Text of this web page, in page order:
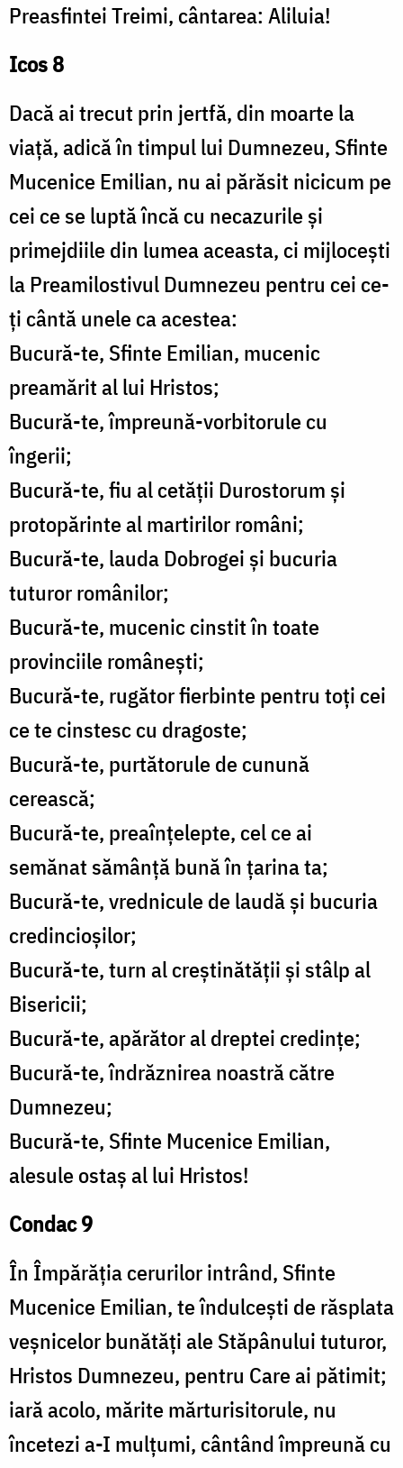
Preasfintei Treimi, cântarea: Aliluia!
Icos 8
Dacă ai trecut prin jertfă, din moarte la
viață, adică în timpul lui Dumnezeu, Sfinte
Mucenice Emilian, nu ai părăsit nicicum pe
cei ce se luptă încă cu necazurile și
primejdiile din lumea aceasta, ci mijlocești
la Preamilostivul Dumnezeu pentru cei ce-
ți cântă unele ca acestea:
Bucură-te, Sfinte Emilian, mucenic
preamărit al lui Hristos;
Bucură-te, împreună-vorbitorule cu
îngerii;
Bucură-te, fiu al cetății Durostorum și
protopărinte al martirilor români;
Bucură-te, lauda Dobrogei și bucuria
tuturor românilor;
Bucură-te, mucenic cinstit în toate
provinciile românești;
Bucură-te, rugător fierbinte pentru toți cei
ce te cinstesc cu dragoste;
Bucură-te, purtătorule de cunună
cerească;
Bucură-te, preaînțelepte, cel ce ai
semănat sămânță bună în țarina ta;
Bucură-te, vrednicule de laudă și bucuria
credincioșilor;
Bucură-te, turn al creștinătății și stâlp al
Bisericii;
Bucură-te, apărător al dreptei credințe;
Bucură-te, îndrăznirea noastră către
Dumnezeu;
Bucură-te, Sfinte Mucenice Emilian,
alesule ostaș al lui Hristos!
Condac 9
În Împărăția cerurilor intrând, Sfinte
Mucenice Emilian, te îndulcești de răsplata
veșnicelor bunătăți ale Stăpânului tuturor,
Hristos Dumnezeu, pentru Care ai pătimit;
iară acolo, mărite mărturisitorule, nu
încetezi a-I mulțumi, cântând împreună cu